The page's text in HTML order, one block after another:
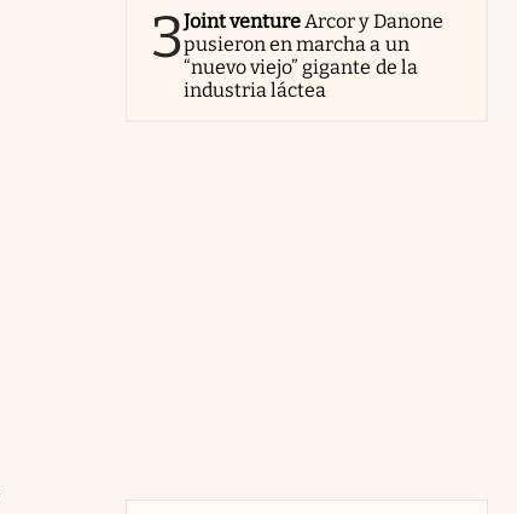
3Joint ventureArcor y Danone
pusieron en marcha a un
“nuevo viejo” gigante de la
industria láctea